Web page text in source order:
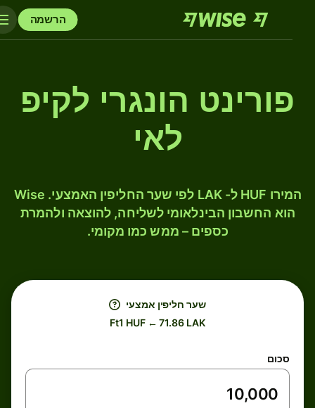
הרשמה
פורינט הונגרי לקיפ
לאי
המירו HUF ל- LAK לפי שער החליפין האמצעי. Wise
הוא החשבון הבינלאומי לשליחה, להוצאה ולהמרת
כספים – ממש כמו מקומי.
שער חליפין אמצעי
Ft1 HUF ← 71.86 LAK
סכום